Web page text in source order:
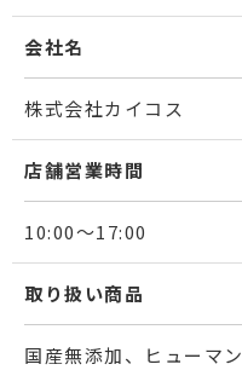
会社名
株式会社カイコス
店舗営業時間
10:00～17:00
取り扱い商品
国産無添加、ヒューマ